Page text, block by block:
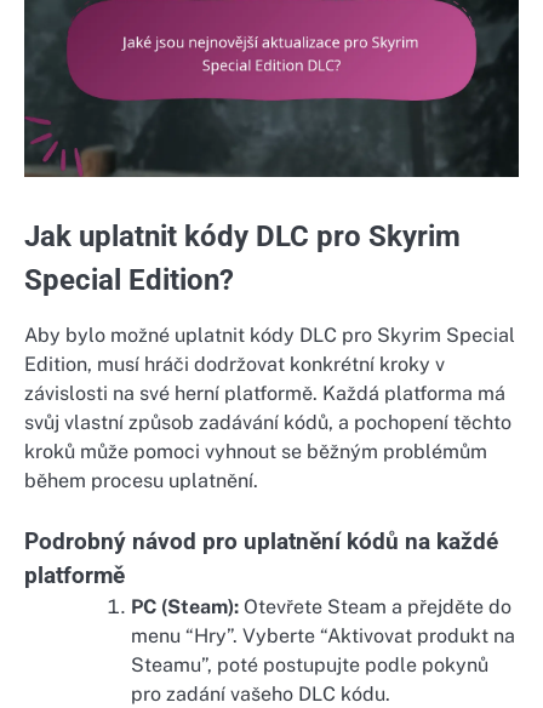
Jak uplatnit kódy DLC pro Skyrim
Special Edition?
Aby bylo možné uplatnit kódy DLC pro Skyrim Special
Edition, musí hráči dodržovat konkrétní kroky v
závislosti na své herní platformě. Každá platforma má
svůj vlastní způsob zadávání kódů, a pochopení těchto
kroků může pomoci vyhnout se běžným problémům
během procesu uplatnění.
Podrobný návod pro uplatnění kódů na každé
platformě
PC (Steam): Otevřete Steam a přejděte do
menu “Hry”. Vyberte “Aktivovat produkt na
Steamu”, poté postupujte podle pokynů
pro zadání vašeho DLC kódu.